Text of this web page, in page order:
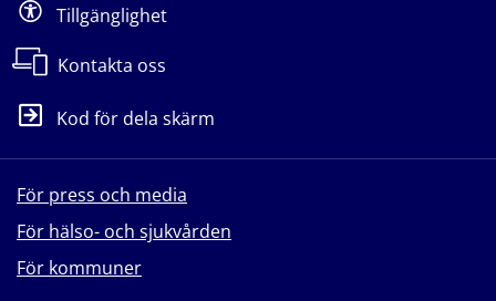
Tillgänglighet
Kontakta oss
Kod för dela skärm
För press och media
För hälso- och sjukvården
För kommuner